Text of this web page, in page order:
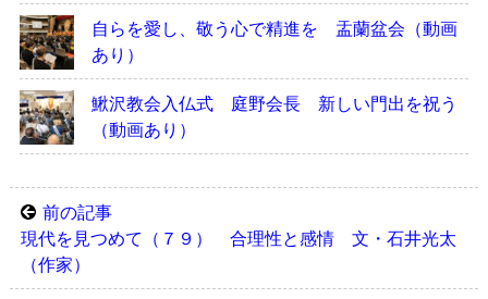
自らを愛し、敬う心で精進を 盂蘭盆会（動画
あり）
鰍沢教会入仏式 庭野会長 新しい門出を祝う
（動画あり）
前の記事
現代を見つめて（７９） 合理性と感情 文・石井光太
（作家）